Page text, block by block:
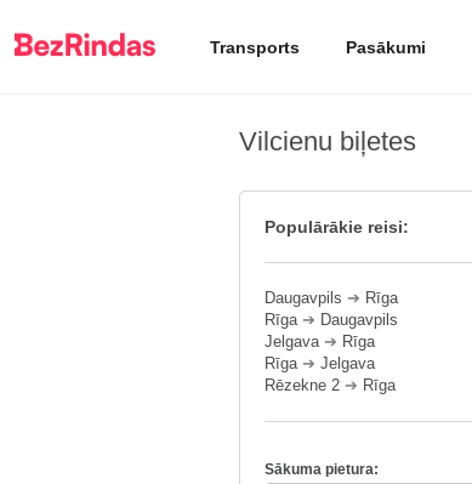
Transports Pasākumi
Vilcienu biļetes
Populārākie reisi:
Daugavpils ➔ Rīga
Rīga➔ Daugavpils
Jelgava➔ Rīga
Rīga➔ Jelgava
Rēzekne 2 ➔ Rīga
Sākuma pietura: